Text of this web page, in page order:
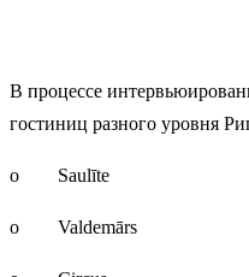
В процессе
гостиниц разного уровня
o Saulīte
o Valdemārs